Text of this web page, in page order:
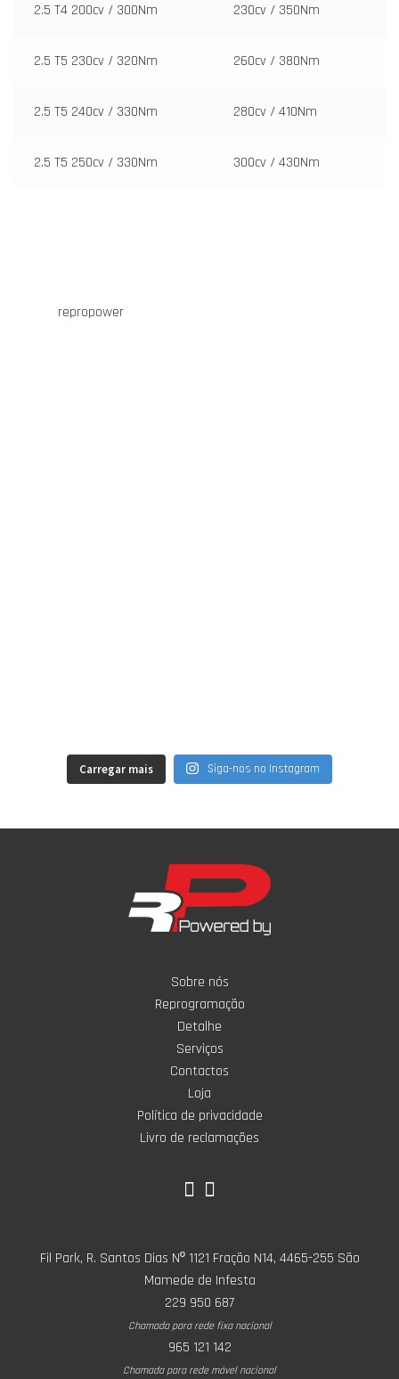
2.5 T4 200cv / 300Nm 230cv / 350Nm
2.5 T5 230cv / 320Nm 260cv / 380Nm
2.5 T5 240cv / 330Nm 280cv / 410Nm
2.5 T5 250cv / 330Nm 300cv / 430Nm
repropower
Carregar mais Siga-nos no Instagram
Sobre nós
Reprogramação
Detalhe
Serviços
Contactos
Loja
Política de privacidade
Livro de reclamações
Fil Park, R. Santos Dias Nº 1121 Fração N14, 4465-255 São
Mamede de Infesta
229 950 687
Chamada para rede fixa nacional
965 121 142
Chamada para rede móvel nacional